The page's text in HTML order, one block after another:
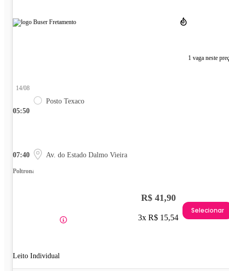
1 vaga neste
05:50
14/08
Posto Texaco
07:40 Av. do Estado Dalmo Vieira
Poltrona
Leito Individual
R$ 41,90
3x R$ 15,54
Selecionar